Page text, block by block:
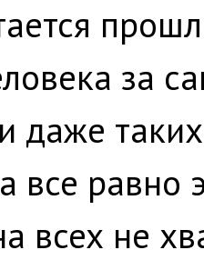
за
даже
все равно
всех не